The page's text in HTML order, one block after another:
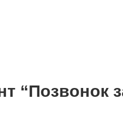
“Позвонок